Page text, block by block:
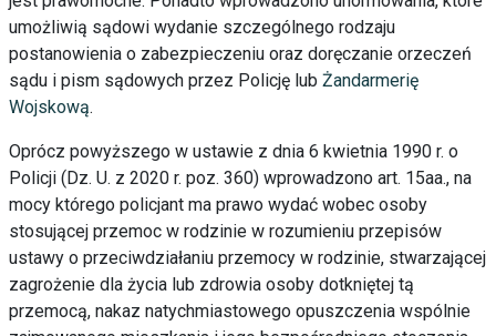
umożliwią sądowi wydanie szczególnego rodzaju
postanowienia o zabezpieczeniu oraz doręczanie orzeczeń
sądu i pism sądowych przez Policję lub Żandarmerię
Wojskową.
Oprócz powyższego w ustawie z dnia 6 kwietnia 1990 r. o
Policji (Dz. U. z 2020 r. poz. 360) wprowadzono art. 15aa., na
mocy którego policjant ma prawo wydać wobec osoby
stosującej przemoc w rodzinie w rozumieniu przepisów
ustawy o przeciwdziałaniu przemocy w rodzinie, stwarzającej
zagrożenie dla życia lub zdrowia osoby dotkniętej tą
przemocą, nakaz natychmiastowego opuszczenia wspólnie